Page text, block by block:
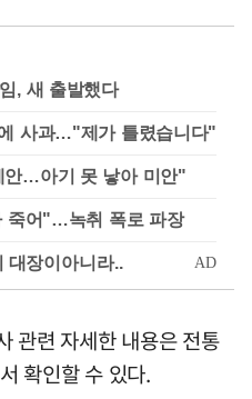
, 새 출발했다
사과…"제가 틀렸습니다"
안…아기 못 낳아 미안"
죽어"…녹취 폭로 파장
관련 자세한 내용은 전통
확인할 수 있다.